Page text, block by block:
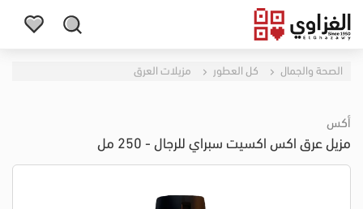
الصحة والجمال كل العطور مزيلات العرق
أكس
مزيل عرق اكس اكسيت سبراي للرجال - 250 مل